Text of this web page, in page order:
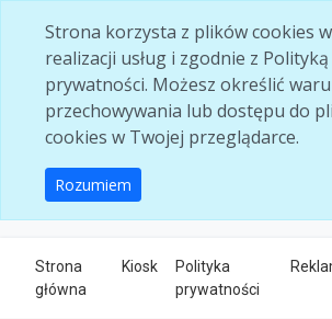
Strona korzysta z plików cookies
realizacji usług i zgodnie z Polityką
prywatności. Możesz określić
przechowywania lub dostępu do
cookies w Twojej przeglądarce.
Rozumiem
Strona
główna
Kiosk
Polityka
prywatności